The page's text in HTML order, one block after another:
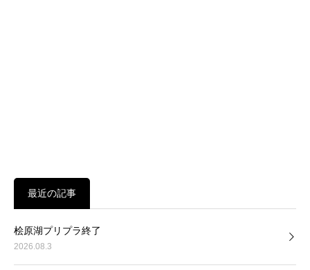
最近の記事
桧原湖プリプラ終了
2026.08.3